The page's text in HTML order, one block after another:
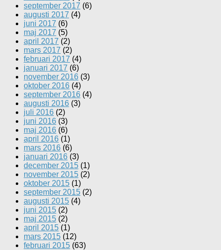
september 2017 (6)
augusti 2017 (4)
juni 2017 (6)
maj 2017 (5)
april 2017 (2)
mars 2017 (2)
februari 2017 (4)
januari 2017 (6)
november 2016 (3)
oktober 2016 (4)
september 2016 (4)
augusti 2016 (3)
juli 2016 (2)
juni 2016 (3)
maj 2016 (6)
april 2016 (1)
mars 2016 (6)
januari 2016 (3)
december 2015 (1)
november 2015 (2)
oktober 2015 (1)
september 2015 (2)
augusti 2015 (4)
juni 2015 (2)
maj 2015 (2)
april 2015 (1)
mars 2015 (12)
februari 2015 (63)